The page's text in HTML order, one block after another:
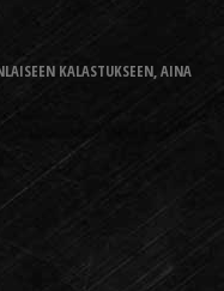
KALASTUKSEEN, AINA